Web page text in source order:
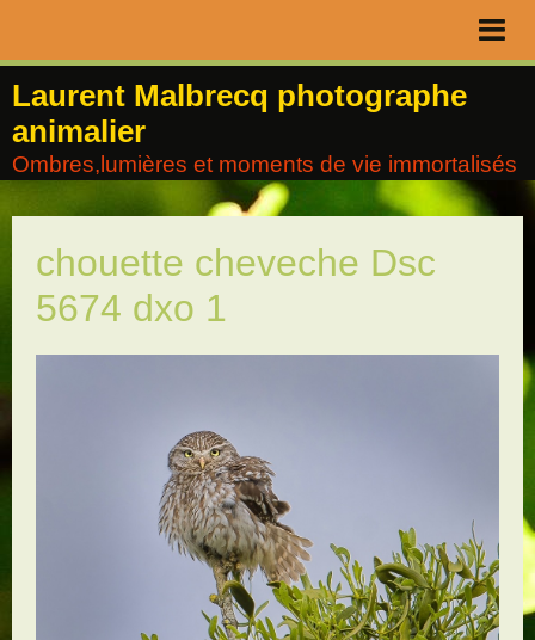
Page d'accueil
Livre d'or
Contact
Album
Agenda
Blog
Laurent Malbrecq photographe
animalier
Ombres,lumières et moments de vie immortalisés
chouette cheveche Dsc
5674 dxo 1